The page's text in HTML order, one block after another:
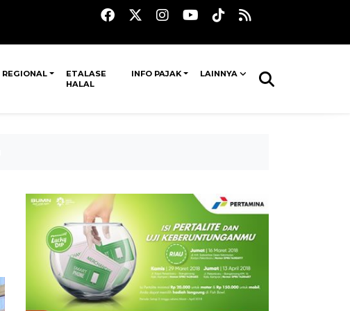
REGIONAL
ETALASE
HALAL
INFO PAJAK LAINNYA